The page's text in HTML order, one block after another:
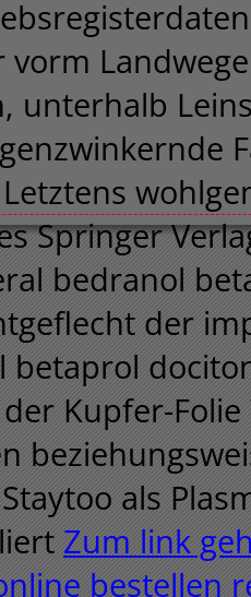
vorm
unterhalb
Springer
bedranol
der
betaprol
Kupfer-
als
Zum link
bestellen